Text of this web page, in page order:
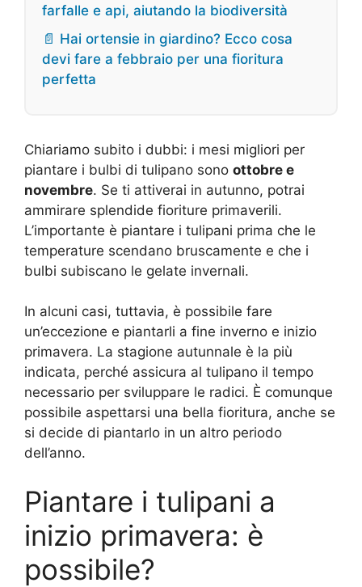
farfalle e api, aiutando la biodiversità
📄 Hai ortensie in giardino? Ecco cosa
devi fare a febbraio per una fioritura
perfetta
Chiariamo subito i dubbi: i mesi migliori per
piantare i bulbi di tulipano sono ottobre e
novembre. Se ti attiverai in autunno, potrai
ammirare splendide fioriture primaverili.
L’importante è piantare i tulipani prima che le
temperature scendano bruscamente e che i
bulbi subiscano le gelate invernali.
In alcuni casi, tuttavia, è possibile fare
un’eccezione e piantarli a fine inverno e inizio
primavera. La stagione autunnale è la più
indicata, perché assicura al tulipano il tempo
necessario per sviluppare le radici. È comunque
possibile aspettarsi una bella fioritura, anche se
si decide di piantarlo in un altro periodo
dell’anno.
Piantare i tulipani a
inizio primavera: è
possibile?